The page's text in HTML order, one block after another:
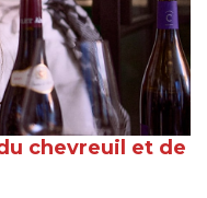
chevreuil et de